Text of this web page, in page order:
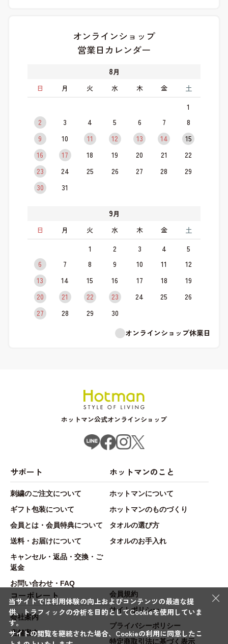
オンラインショップ
営業日カレンダー
8月
日
月 火 水 木 金 土
1
2
3 4 5 6 7
8
9
10 11 12 13 14
15
16
17 18 19 20 21
22
23
24 25 26 27 28
29
30
31
9月
日
月 火 水 木 金 土
1 2 3 4
5
6
7 8 9 10 11
12
13
14 15 16 17 18
19
20
21 22 23 24 25
26
27
28 29
30
オンラインショップ休業日
ホットマン公式オンラインショップ
サポート
刺繍のご注文について
ギフト包装について
会員とは・会員特典について
送料・お届けについて
キャンセル・返品・交換・ご
返金
お問い合わせ・FAQ
ホットマンのこと
ホットマンについて
ホットマンのものづくり
タオルの選び方
タオルのお手入れ
コーポレート
会社案内
店舗案内
会員規約
サイトポリシー
プライバシーポリシー
特定商取引法に基づく表示
×
当サイトでは利用体験の向上およびコンテンツの最適な提
供、トラフィックの分析を目的としてCookieを使用していま
す。
サイトの閲覧を継続された場合、Cookieの利用に同意したこ